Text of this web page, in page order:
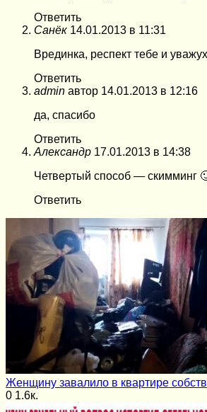
Ответить
Санёк 14.01.2013 в 11:31
Врединка, респект тебе и
Ответить
admin автор 14.01.2013 в 12:16
да, спасибо
Ответить
Александр 17.01.2013 в 14:38
Четвертый способ — скимминг
Ответить
Женщину завалило в квартире
0 1.6к.